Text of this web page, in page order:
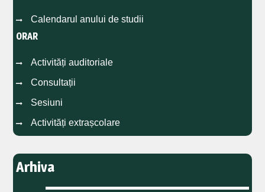
Calendarul anului de studii
ORAR
Activități auditoriale
Consultații
Sesiuni
Activități extrașcolare
Arhiva